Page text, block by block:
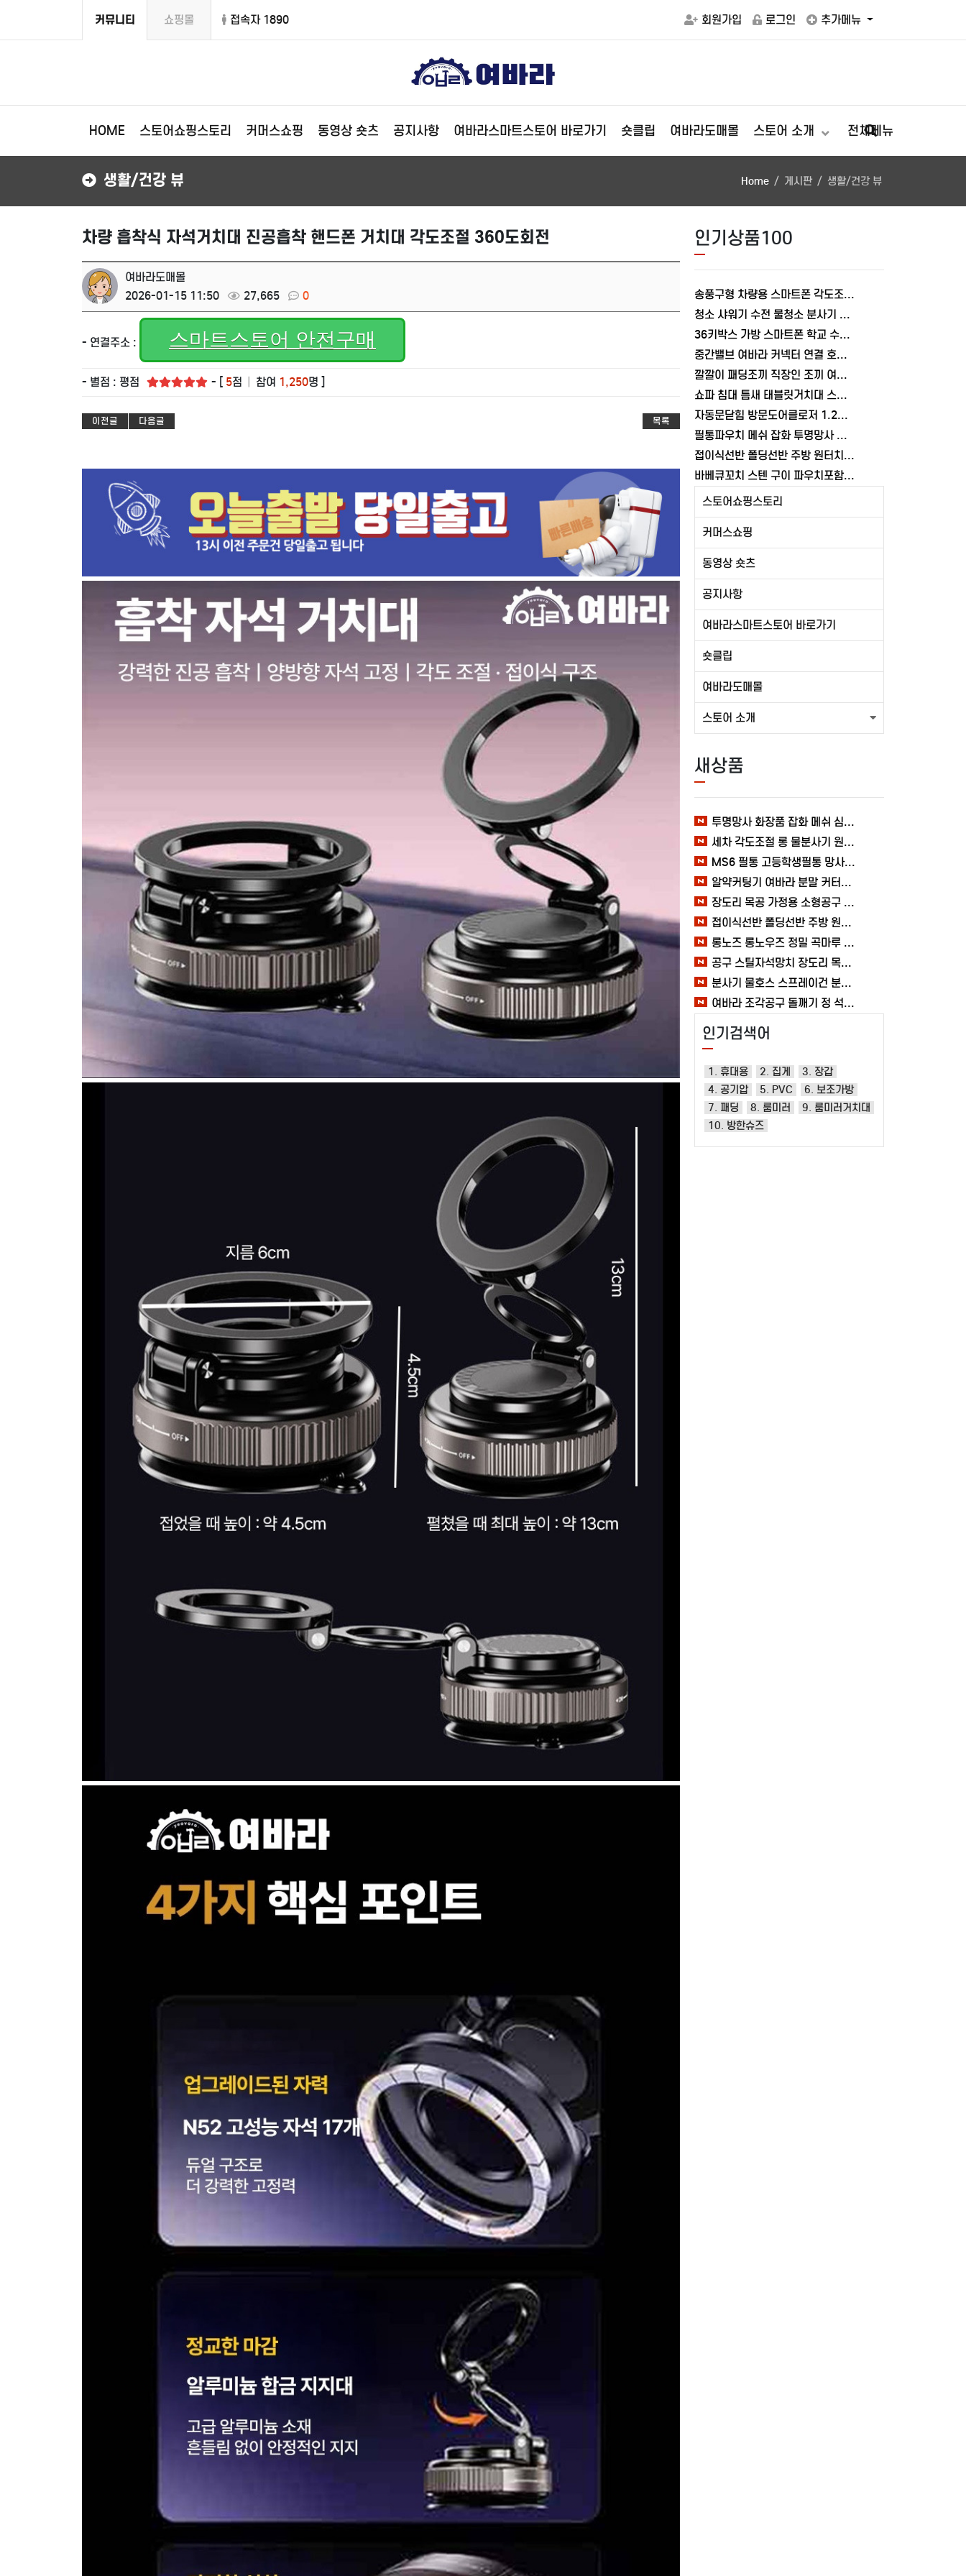
커뮤니티 쇼핑몰 접속자 1890 회원가입 로그인 추가메뉴
HOME 스토어쇼핑스토리 커머스쇼핑 동영상 숏츠 공지사항 여바라스마트스토어 바로가기 숏클립 여바라도매몰 스토어 소개 전체메뉴
생활/건강 뷰 Home 게시판 생활/건강 뷰
차량 흡착식 자석거치대 진공흡착 핸드폰 거치대 각도조절 360도회전
여바라도매몰
2026-01-15 11:50
27,665 0
- 연결주소 : 스마트스토어 안전구매
- 별점 : 평점 - [ 5점 참여 1,250명 ]
이전글 다음글 목록
인기상품100
송풍구형 차량용 스마트폰 각도조절 충전거치대 폴드거치대 여바라
청소 샤워기 수전 물청소 분사기 베란다 미니건 욕실 변기 세트 여바라
36키박스 가방 스마트폰 학교 수거함 보관함 케이스 휴대폰 학원 여바라
중간밸브 여바라 커넥터 연결 호스 배관 물호스 원터치 부속 잠금 어댑터
깔깔이 패딩조끼 직장인 조끼 여바라 보온 남녀공용 얇은 패딩 정장 경량
쇼파 침대 틈새 태블릿거치대 스탠드 핸드폰거치대 360도 회전 각도조절
자동문닫힘 방문도어클로저 1.2mm 무타공 와이어 미닫이 슬라이딩 열림방지 중문
필통파우치 메쉬 잡화 투명망사 심플 화장품 여바라
접이식선반 폴딩선반 주방 원터치 여바라 4단, 이동식 베란다 팬트리 72x34x126.5cm, 수납 블랙
바베큐꼬치 스텐 구이 파우치포함 양꼬치 쇠꼬챙이 보관 캠핑 세트 10개
스토어쇼핑스토리
커머스쇼핑
동영상 숏츠
공지사항
여바라스마트스토어 바로가기
숏클립
여바라도매몰
스토어 소개
새상품
투명망사 화장품 잡화 메쉬 심플 여바라 필통파우치
세차 각도조절 롱 물분사기 원예 여바라 스프레이건 분사기
MS6 필통 고등학생필통 망사 여바라 투명 다용도 메쉬 파우치
알약커팅기 여바라 분말 커터기 절단기 분쇄기 보관함 알약가위
장도리 목공 가정용 소형공구 캠핑 손망치 휴대용 미니망치 여바라
접이식선반 폴딩선반 주방 원터치 여바라 4단, 이동식 베란다 팬트리 72x34x126.5cm, 수납 블랙
롱노즈 롱노우즈 정밀 곡마루 공구용품 작업 케이블 조립 여바라 공예 전선
공구 스틸자석망치 장도리 목공 쇠망치 캠핑 목수 가정용 빠루 여바라
분사기 물호스 스프레이건 분사건 청소 베란다 대형 원예용 수도 욕실 여바라
여바라 조각공구 돌깨기 정 석공 250x16mm 조각정 송곳형 손보호
인기검색어
1. 휴대용 2. 집게
3. 장갑
4. 공기압
5. PVC
6. 보조가방
7. 패딩
8. 룸미러
9. 룸미러거치대
10. 방한슈즈